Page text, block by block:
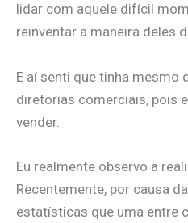
lidar com aquele difícil
reinventar a maneira deles
E aí senti que tinha mesmo
diretorias comerciais, pois
vender.
Eu realmente observo a
Recentemente, por causa
estatísticas que uma entre